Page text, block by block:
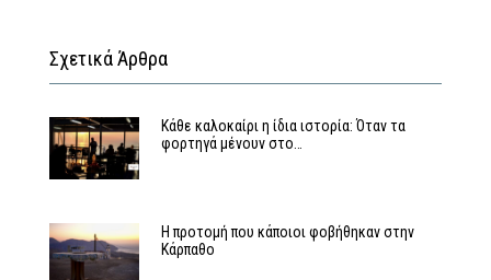
Σχετικά Άρθρα
Κάθε καλοκαίρι η ίδια ιστορία: Όταν τα
φορτηγά μένουν στο…
Η προτομή που κάποιοι φοβήθηκαν στην
Κάρπαθο